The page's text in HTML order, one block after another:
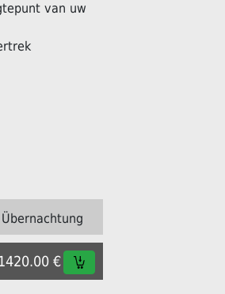
van uw
€